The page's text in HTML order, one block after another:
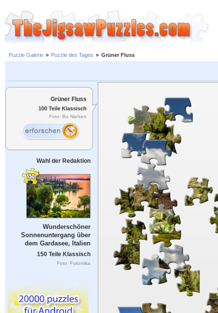
Puzzle Galerie » Puzzle des Tages » Grüner Fluss
Grüner Fluss
100 Teile Klassisch
Foto: Bo Nielsen
Wahl der Redaktion
Wunderschöner
Sonnenuntergang über
dem Gardasee, Italien
150 Teile Klassisch
Foto: Fotomika